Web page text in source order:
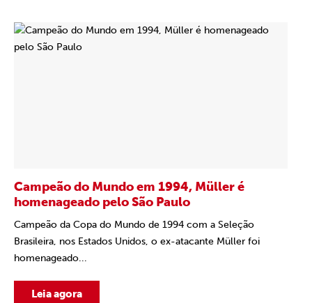
Campeão do Mundo em 1994, Müller é
homenageado pelo São Paulo
Campeão da Copa do Mundo de 1994 com a Seleção
Brasileira, nos Estados Unidos, o ex-atacante Müller foi
homenageado...
Leia agora